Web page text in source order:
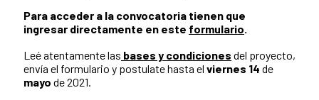
Para acceder a la convocatoria tienen que
ingresar directamente en este formulario.
Leé atentamente las bases y condiciones del proyecto,
envía el formulario y postulate hasta el viernes 14 de
mayo de 2021.